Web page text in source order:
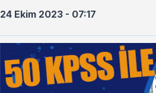
24 Ekim 2023 - 07:17